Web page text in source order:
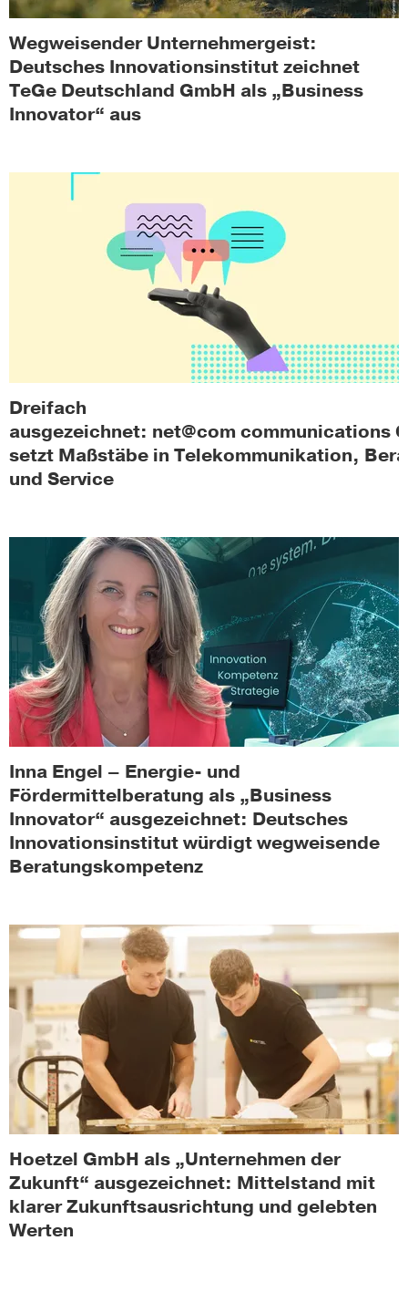
Wegweisender Unternehmergeist:
Deutsches Innovationsinstitut zeichnet
TeGe Deutschland GmbH als „Business
Innovator“ aus
Dreifach
ausgezeichnet: net@com communications
setzt Maßstäbe in Telekommunikation,
und Service
Inna Engel – Energie- und
Fördermittelberatung als „Business
Innovator“ ausgezeichnet: Deutsches
Innovationsinstitut würdigt wegweisende
Beratungskompetenz
Hoetzel GmbH als „Unternehmen der
Zukunft“ ausgezeichnet: Mittelstand mit
klarer Zukunftsausrichtung und gelebten
Werten